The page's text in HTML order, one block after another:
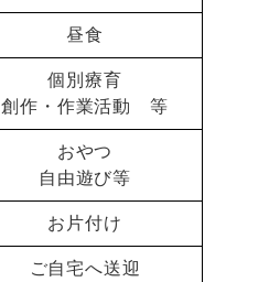
昼食
個別療育
創作・作業活動 等
おやつ
自由遊び等
お片付け
ご自宅へ送迎